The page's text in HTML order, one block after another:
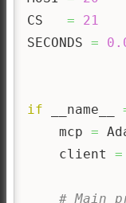
CS =
21
SECONDS =
if __name__
    mcp
=
    client
=
# Main